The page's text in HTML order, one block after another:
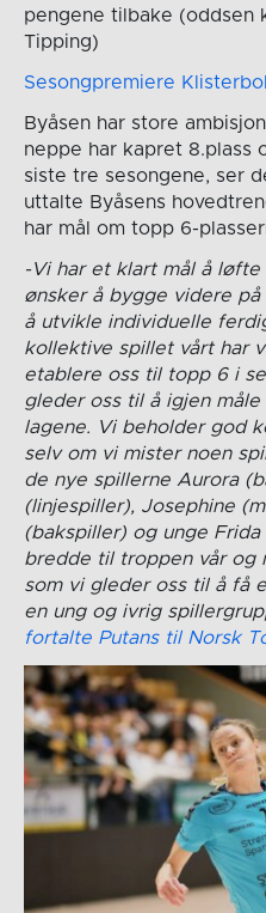
pengene tilbake (oddsen
Tipping)
Sesongpremiere
Byåsen har store
neppe har kapret 8.plass
siste tre sesongene, ser
uttalte Byåsens
har mål om topp 6-
-Vi har et klart mål å
ønsker å bygge videre
å utvikle individuelle
kollektive spillet vårt har
etablere oss til topp 6 i
gleder oss til å igjen
lagene. Vi beholder god
selv om vi mister noen
de nye spillerne Aurora
(linjespiller), Josephine
(bakspiller) og unge
bredde til troppen vår og
som vi gleder oss til å få
en ung og ivrig
fortalte Putans til Norsk